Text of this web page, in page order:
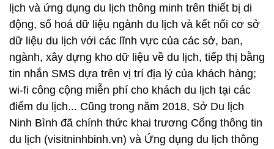
lịch và ứng dụng du lịch thông minh trên thiết bị di
động, số hoá dữ liệu ngành du lịch và kết nối cơ sở
dữ liệu du lịch với các lĩnh vực của các sở, ban,
ngành, xây dựng kho dữ liệu về du lịch, tiếp thị bằng
tin nhắn SMS dựa trên vị trí địa lý của khách hàng;
wi-fi công cộng miễn phí cho khách du lịch tại các
điểm du lịch... Cũng trong năm 2018, Sở Du lịch
Ninh Bình đã chính thức khai trương Cổng thông tin
du lịch (visitninhbinh.vn) và Ứng dụng du lịch thông